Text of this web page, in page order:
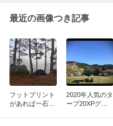
最近の画像つき記事
フットプリント
があれば一石二
2020年人気のタ
ープ20XPグリ